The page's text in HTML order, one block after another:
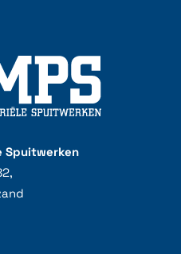
Spuitwerken